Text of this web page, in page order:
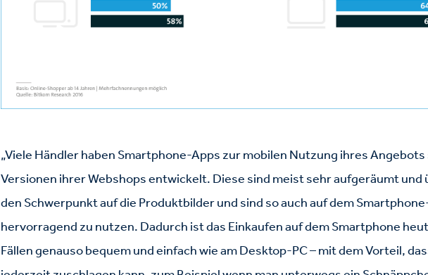
„Viele Händler haben Smartphone-Apps zur mobilen Nutzung ihres
Versionen ihrer Webshops entwickelt. Diese sind meist sehr aufgeräumt und
den Schwerpunkt auf die Produktbilder und sind so auch auf dem
hervorragend zu nutzen. Dadurch ist das Einkaufen auf dem Smartphone
Fällen genauso bequem und einfach wie am Desktop-PC – mit dem Vorteil,